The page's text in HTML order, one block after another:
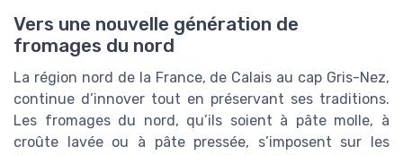
Vers une nouvelle génération de
fromages du nord
La région nord de la France, de Calais au cap Gris-Nez,
continue d’innover tout en préservant ses traditions.
Les fromages du nord, qu’ils soient à pâte molle, à
croûte lavée ou à pâte pressée, s’imposent sur les